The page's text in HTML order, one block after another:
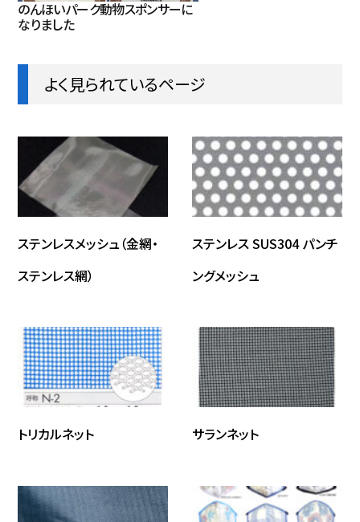
のんほいパーク動物スポンサーに
なりました
よく見られているページ
ステンレスメッシュ（金網・
ステンレス網）
ステンレス SUS304 パンチ
ングメッシュ
トリカルネット サランネット